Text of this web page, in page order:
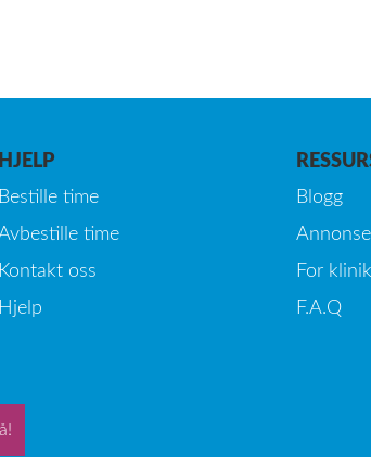
HJELP
Bestille time
time
Kontakt oss
Hjelp
Blogg
For
F.A.Q